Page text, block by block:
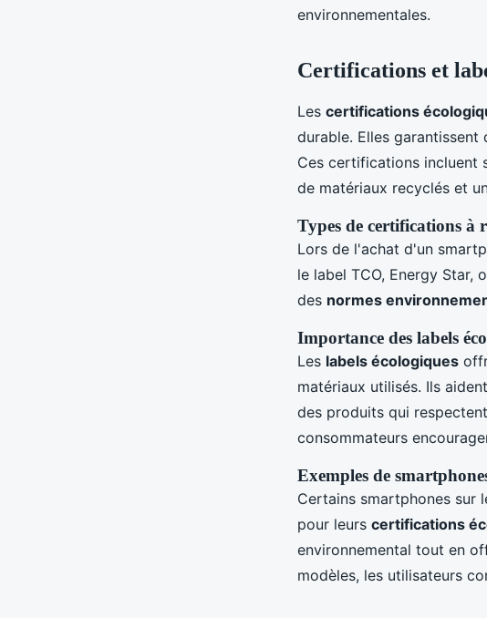
environnementales.
Certifications et
Les certifications
durable. Elles
Ces certifications incluent
de matériaux recyclés et
Types de certifications à
Lors de l'achat d'un
le label TCO, Energy Star,
des normes
Importance des labels
Les labels écologiques
matériaux utilisés. Ils
des produits qui
consommateurs
Exemples de
Certains smartphones sur
pour leurs certifications
environnemental tout en
modèles, les utilisateurs